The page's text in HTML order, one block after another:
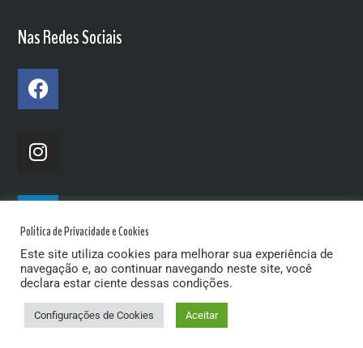
Nas Redes Sociais
Política de Privacidade e Cookies
Este site utiliza cookies para melhorar sua experiência de
navegação e, ao continuar navegando neste site, você
declara estar ciente dessas condições.
Configurações de Cookies Aceitar